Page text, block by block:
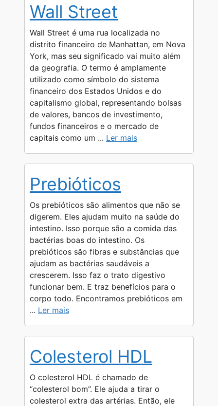
s
A
p
p
g
r
a
m
e
n
g
e
r
b
o
o
k
i
n
k
Wall Street
Wall Street é uma rua localizada no
distrito financeiro de Manhattan, em Nova
York, mas seu significado vai muito além
da geografia. O termo é amplamente
utilizado como símbolo do sistema
financeiro dos Estados Unidos e do
capitalismo global, representando bolsas
de valores, bancos de investimento,
fundos financeiros e o mercado de
capitais como um ... Ler mais
Prebióticos
Os prebióticos são alimentos que não se
digerem. Eles ajudam muito na saúde do
intestino. Isso porque são a comida das
bactérias boas do intestino. Os
prebióticos são fibras e substâncias que
ajudam as bactérias saudáveis a
crescerem. Isso faz o trato digestivo
funcionar bem. E traz benefícios para o
corpo todo. Encontramos prebióticos em
... Ler mais
Colesterol HDL
O colesterol HDL é chamado de
“colesterol bom”. Ele ajuda a tirar o
colesterol extra das artérias. Então, ele